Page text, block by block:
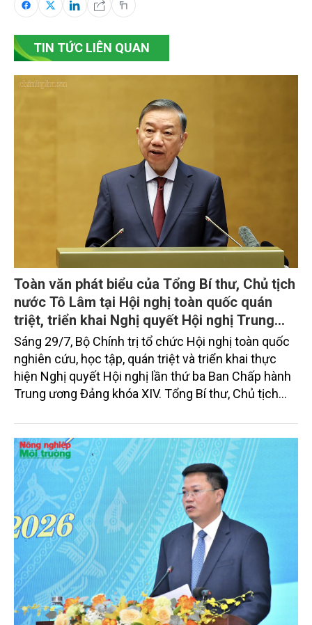
TIN TỨC LIÊN QUAN
Toàn văn phát biểu của Tổng Bí thư, Chủ tịch
nước Tô Lâm tại Hội nghị toàn quốc quán
triệt, triển khai Nghị quyết Hội nghị Trung
ương 3, khóa XIV
Sáng 29/7, Bộ Chính trị tổ chức Hội nghị toàn quốc
nghiên cứu, học tập, quán triệt và triển khai thực
hiện Nghị quyết Hội nghị lần thứ ba Ban Chấp hành
Trung ương Đảng khóa XIV. Tổng Bí thư, Chủ tịch
trọng. Tạp chí Nông nghiệp và Môi trường trân trọng
giới thiệu toàn văn bài phát biểu của đồng chí Tổng
Bí thư, Chủ tịch nước.